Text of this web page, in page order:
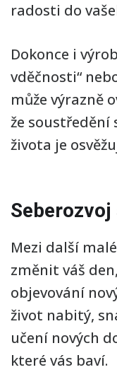
radosti do
Dokonce i
vděčnosti“
může výrazně
že
života je
Seberozvoj
Mezi další
změnit váš
objevování
život nabitý,
učení nových
které vás baví.